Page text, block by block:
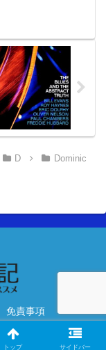
D
Dominic
免責事項
Reserved.
トップ サイドバー